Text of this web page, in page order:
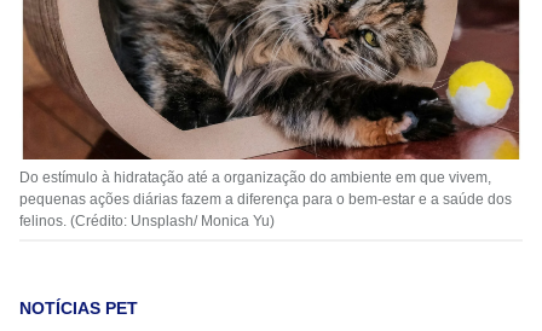
Do estímulo à hidratação até a organização do ambiente em que vivem,
pequenas ações diárias fazem a diferença para o bem-estar e a saúde dos
felinos. (Crédito: Unsplash/ Monica Yu)
NOTÍCIAS PET